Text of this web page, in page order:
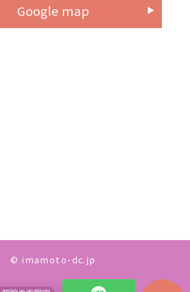
Google map
© imamoto-dc.jp